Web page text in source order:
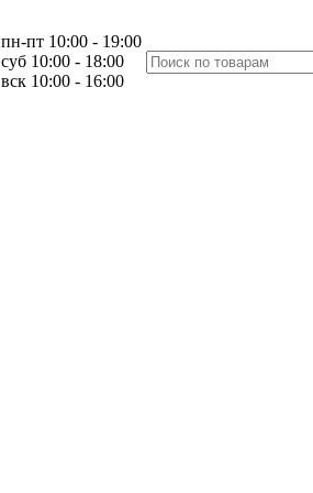
пн-пт 10:00 - 19:00
суб 10:00 - 18:00
вск 10:00 - 16:00